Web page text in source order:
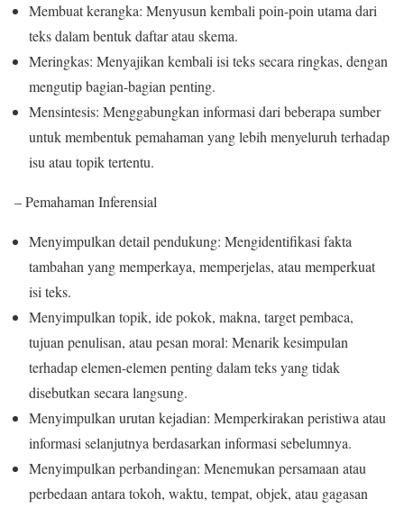
Membuat kerangka: Menyusun kembali poin-poin utama dari
teks dalam bentuk daftar atau skema.
Meringkas: Menyajikan kembali isi teks secara ringkas, dengan
mengutip bagian-bagian penting.
Mensintesis: Menggabungkan informasi dari beberapa sumber
untuk membentuk pemahaman yang lebih menyeluruh terhadap
isu atau topik tertentu.
– Pemahaman Inferensial
Menyimpulkan detail pendukung: Mengidentifikasi fakta
tambahan yang memperkaya, memperjelas, atau memperkuat
isi teks.
Menyimpulkan topik, ide pokok, makna, target pembaca,
tujuan penulisan, atau pesan moral: Menarik kesimpulan
terhadap elemen-elemen penting dalam teks yang tidak
disebutkan secara langsung.
Menyimpulkan urutan kejadian: Memperkirakan peristiwa atau
informasi selanjutnya berdasarkan informasi sebelumnya.
Menyimpulkan perbandingan: Menemukan persamaan atau
perbedaan antara tokoh, waktu, tempat, objek, atau gagasan